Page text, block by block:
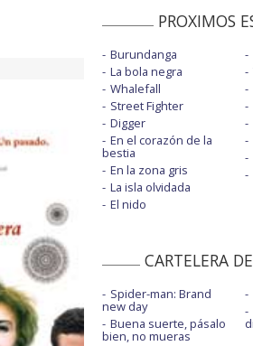
PROXIMOS
Burundanga
La bola negra
Whalefall
Street Fighter
Digger
En el corazón de la
bestia
En la zona gris
La isla olvidada
El nido
CARTELERA
Spider-man: Brand
new day
Buena suerte, pásalo
bien, no mueras